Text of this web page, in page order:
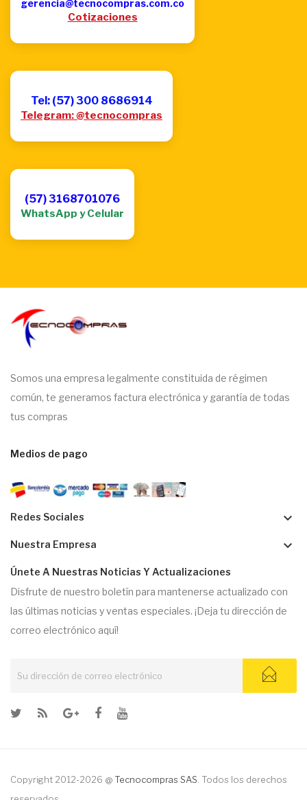
gerencia@tecnocompras.com.co
Cotizaciones
Tel: (57) 300 8686914
Telegram: @tecnocompras
(57) 3168701076
WhatsApp y Celular
Somos una empresa legalmente constituida de régimen
común, te generamos factura electrónica y garantía de todas
tus compras
Medios de pago
Redes Sociales keyboard_arrow_down
Nuestra Empresa keyboard_arrow_down
Únete A Nuestras Noticias Y Actualizaciones
Disfrute de nuestro boletín para mantenerse actualizado con
las últimas noticias y ventas especiales. ¡Deja tu dirección de
correo electrónico aquí!
Copyright 2012-2026 @ Tecnocompras SAS . Todos los derechos